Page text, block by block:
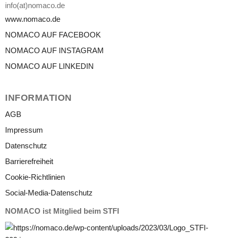
info(at)nomaco.de
www.nomaco.de
NOMACO AUF FACEBOOK
NOMACO AUF INSTAGRAM
NOMACO AUF LINKEDIN
INFORMATION
AGB
Impressum
Datenschutz
Barrierefreiheit
Cookie-Richtlinien
Social-Media-Datenschutz
NOMACO ist Mitglied beim STFI